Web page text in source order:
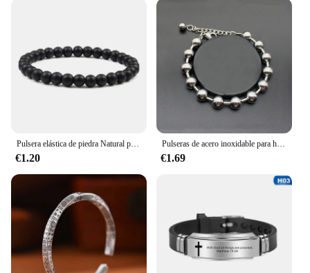
Pulsera elástica de piedra Natural para hombre y mujer, brazalete de cuentas azules de Lava negra, joyería de meditación de Yoga, 6mm
€1.20
Pulseras de acero inoxidable para hombres y mujeres, brazaletes de cuentas, accesorios pequeños de moda para amantes, 6mm, 8mm, 10mm
€1.69